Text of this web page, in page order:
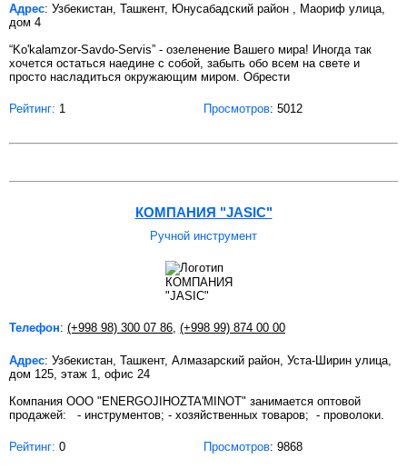
Адрес: Узбекистан, Ташкент, Юнусабадский район , Маориф улица,
дом 4
“Ko'kalamzor-Savdo-Servis” - озеленение Вашего мира! Иногда так
хочется остаться наедине с собой, забыть обо всем на свете и
просто насладиться окружающим миром. Обрести
Рейтинг: 1 Просмотров: 5012
КОМПАНИЯ "JASIC"
Ручной инструмент
Телефон: (+998 98) 300 07 86 (+998 99) 874 00 00
Адрес: Узбекистан, Ташкент, Алмазарский район, Уста-Ширин улица,
дом 125, этаж 1, офис 24
Компания ООО "ENERGOJIHOZTA'MINOT" занимается оптовой
продажей: - инструментов; - хозяйственных товаров; - проволоки.
Рейтинг: 0 Просмотров: 9868